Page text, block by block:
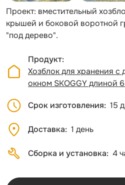
Проект: вместительный
крышей и боковой воротной
"под дерево".
Продукт
Хозблок для хранения
окном SKOGGY длиной
Срок изготовления 15
Доставка 1 день
Сборка и установка 4